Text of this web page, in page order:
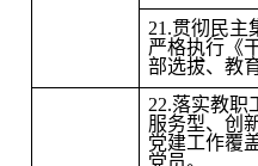
21.贯彻民主
严格执行《
部选拔、教
22.落实教职
服务型、创
党建工作覆
党员。